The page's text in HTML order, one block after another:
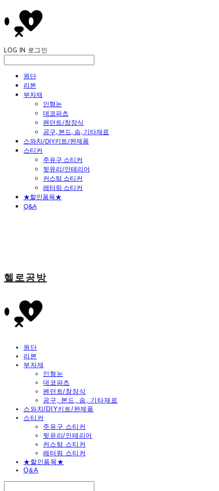
LOG IN 로그인
원단
리본
부자재
인형눈
데코파츠
펜던트/참장식
공구, 본드, 솜, 기타재료
스와치/DIY키트/완제품
스티커
주유구 스티커
뒷유리/인테리어
커스텀 스티커
레터링 스티커
★할인품목★
Q&A
헬로공방
원단
리본
부자재
인형눈
데코파츠
펜던트/참장식
공구, 본드, 솜, 기타재료
스와치/DIY키트/완제품
스티커
주유구 스티커
뒷유리/인테리어
커스텀 스티커
레터링 스티커
★할인품목★
Q&A